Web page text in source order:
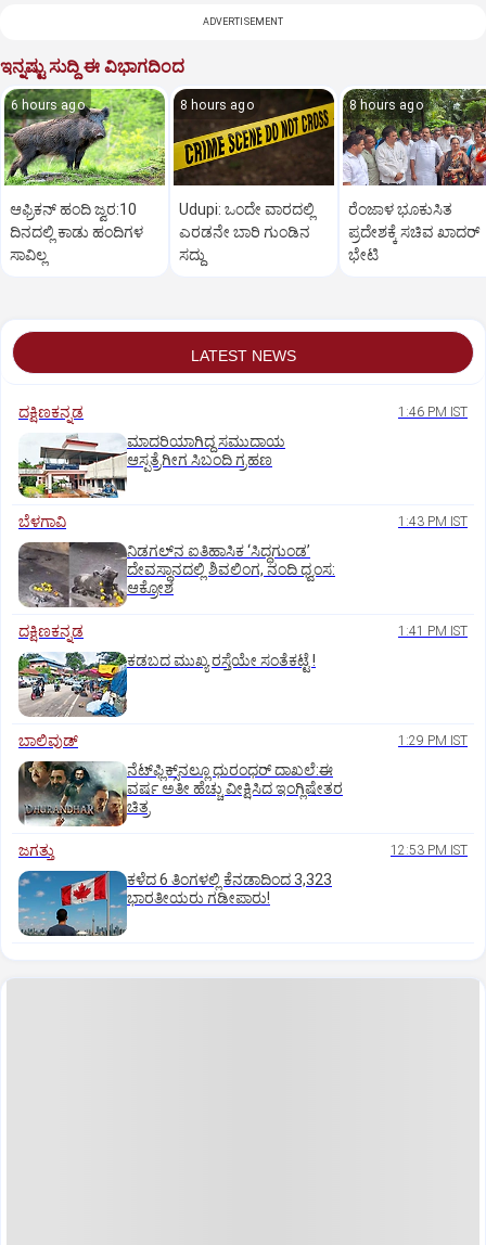
ADVERTISEMENT
ಇನ್ನಷ್ಟು ಸುದ್ದಿ ಈ ವಿಭಾಗದಿಂದ
6 hours ago
ಆಫ್ರಿಕನ್‌ ಹಂದಿ ಜ್ವರ:10
ದಿನದಲ್ಲಿ ಕಾಡು ಹಂದಿಗಳ
ಸಾವಿಲ್ಲ
8 hours ago
Udupi: ಒಂದೇ ವಾರದಲ್ಲಿ
ಎರಡನೇ ಬಾರಿ ಗುಂಡಿನ
ಸದ್ದು
8 hours ago
ರೆಂಜಾಳ ಭೂಕುಸಿತ
ಪ್ರದೇಶಕ್ಕೆ ಸಚಿವ ಖಾದರ್‌
ಭೇಟಿ
LATEST NEWS
ದಕ್ಷಿಣಕನ್ನಡ 1:46 PM IST
ಮಾದರಿಯಾಗಿದ್ದ ಸಮುದಾಯ
ಆಸ್ಪತ್ರೆಗೀಗ ಸಿಬಂದಿ ಗ್ರಹಣ
ಬೆಳಗಾವಿ 1:43 PM IST
ನಿಡಗಲ್‌ನ ಐತಿಹಾಸಿಕ ‘ಸಿದ್ಧಗುಂಡ’
ದೇವಸ್ಥಾನದಲ್ಲಿ ಶಿವಲಿಂಗ, ನಂದಿ ಧ್ವಂಸ:
ಆಕ್ರೋಶ
ದಕ್ಷಿಣಕನ್ನಡ 1:41 PM IST
ಕಡಬದ ಮುಖ್ಯ ರಸ್ತೆಯೇ ಸಂತೆಕಟ್ಟೆ !
ಬಾಲಿವುಡ್‌ 1:29 PM IST
ನೆಟ್‌ಫ್ಲಿಕ್ಸ್‌ನಲ್ಲೂ ಧುರಂಧರ್‌ ದಾಖಲೆ:ಈ
ವರ್ಷ ಅತೀ ಹೆಚ್ಚು ವೀಕ್ಷಿಸಿದ ಇಂಗ್ಲಿಷೇತರ
ಚಿತ್ರ
ಜಗತ್ತು 12:53 PM IST
ಕಳೆದ 6 ತಿಂಗಳಲ್ಲಿ ಕೆನಡಾದಿಂದ 3,323
ಭಾರತೀಯರು ಗಡೀಪಾರು!